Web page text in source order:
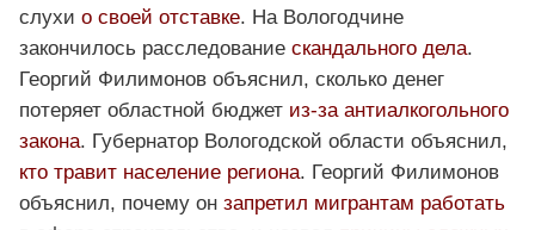
слухи о своей отставке. На Вологодчине
закончилось расследование скандального дела.
Георгий Филимонов объяснил, сколько денег
потеряет областной бюджет из-за антиалкогольного
закона. Губернатор Вологодской области объяснил,
кто травит население региона. Георгий Филимонов
объяснил, почему он запретил мигрантам работать